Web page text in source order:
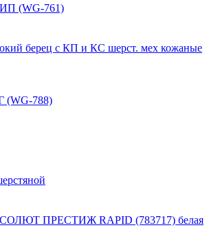
(WG-761)
берец с КП и КС шерст. мех кожаные
(WG-788)
ПРЕСТИЖ RAPID (783717) белая